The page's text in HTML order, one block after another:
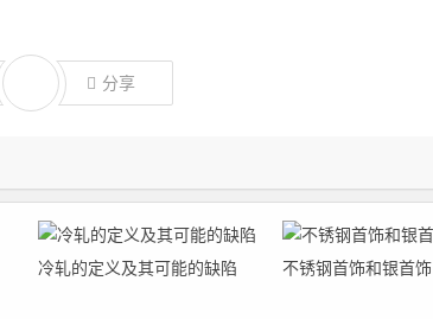
分享
冷轧的定义及其可能的缺陷 不锈钢首饰和银首饰